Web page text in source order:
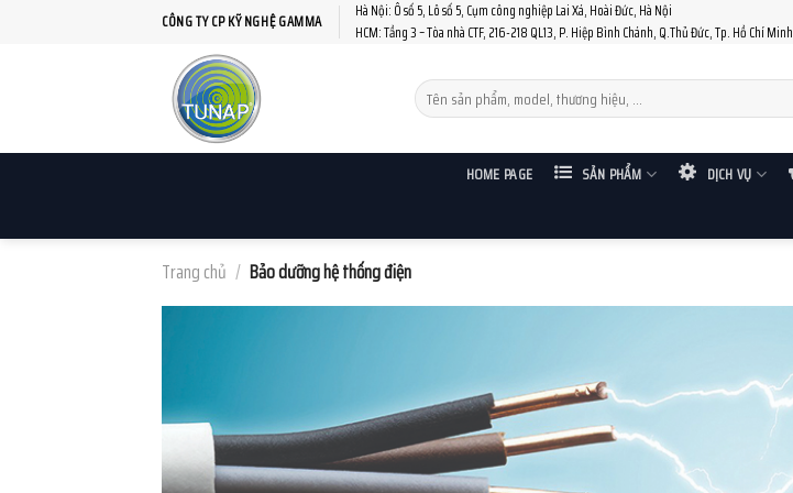
CÔNG TY CP KỸ NGHỆ GAMMA
Hà Nội: Ô số 5, Lô số 5, Cụm công nghiệp Lai Xá, Hoài Đức, Hà Nội
HCM: Tầng 3 – Tòa nhà CTF, 216-218 QL13, P. Hiệp Bình Chánh, Q.Thủ Đức, Tp. Hồ Chí Minh
HOME PAGE SẢN PHẨM DỊCH VỤ
Trang chủ / Bảo dưỡng hệ thống điện